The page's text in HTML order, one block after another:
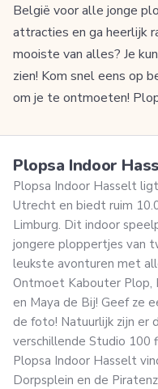
België voor alle jonge
attracties en ga heerlijk
mooiste van alles? Je
zien! Kom snel eens op
om je te ontmoeten!
Plopsa Indoor
Plopsa Indoor Hasselt
Utrecht en biedt ruim
Limburg. Dit indoor
jongere ploppertjes van
leukste avonturen met
Ontmoet Kabouter Plop,
en Maya de Bij! Geef ze
de foto! Natuurlijk zijn er
verschillende Studio 100
Plopsa Indoor Hasselt
Dorpsplein en de